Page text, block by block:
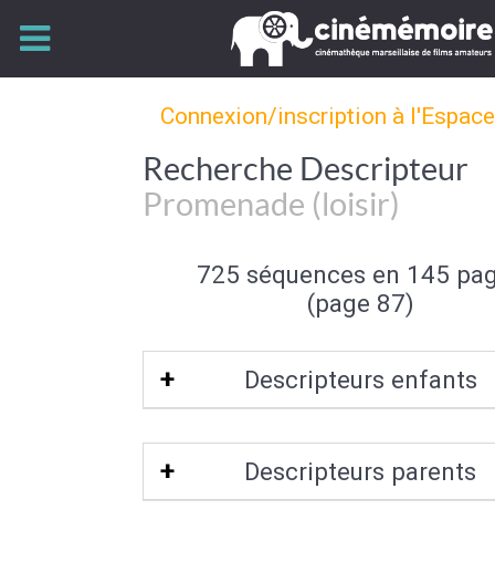
Connexion/inscription à
Recherche Descripteur
Promenade (loisir)
725 séquences en 145
(page 87)
Descripteurs enfants
Promenade équestre
Descripteurs parents